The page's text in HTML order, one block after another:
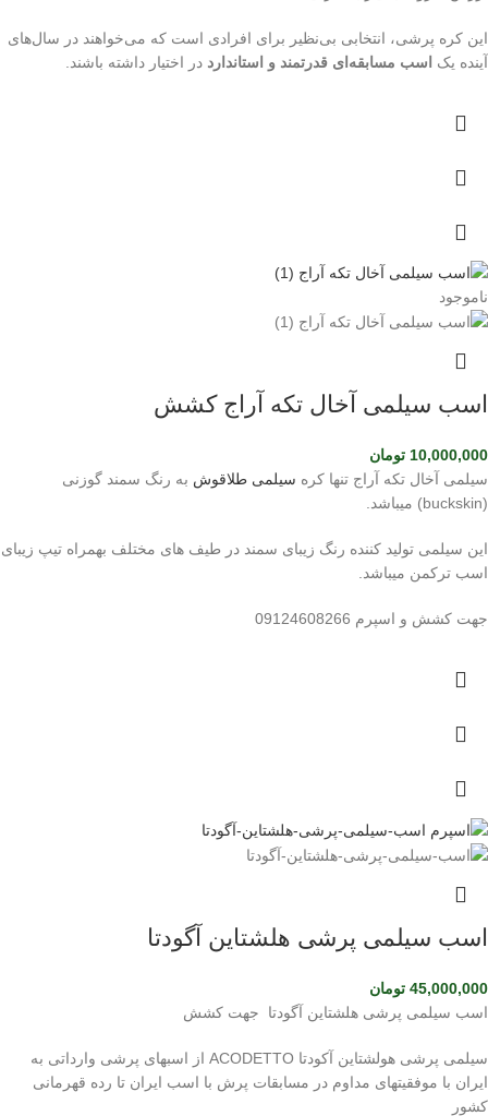
این کره پرشی، انتخابی بی‌نظیر برای افرادی است که می‌خواهند در سال‌های
آینده یک
اسب مسابقه‌ای قدرتمند و استاندارد در اختیار داشته باشند.
ناموجود
اسب سیلمی آخال تکه آراج کشش
10,000,000 تومان
سیلمی آخال تکه آراج تنها کره سیلمی طلاقوش به رنگ سمند گوزنی
(buckskin) میباشد.
این سیلمی تولید کننده رنگ زیبای سمند در طیف های مختلف بهمراه تیپ زیبای
اسب ترکمن میباشد.
جهت کشش و اسپرم 09124608266
اسب سیلمی پرشی هلشتاین آگودتا
45,000,000 تومان
اسب سیلمی پرشی هلشتاین آگودتا جهت کشش
سیلمی پرشی هولشتاین آکودتا ACODETTO از اسبهای پرشی وارداتی به
ایران با موفقیتهای مداوم در مسابقات پرش با اسب ایران تا رده قهرمانی
کشور